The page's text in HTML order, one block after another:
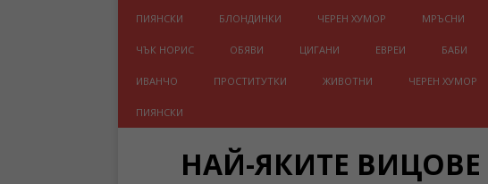
ПИЯНСКИ БЛОНДИНКИ ЧЕРЕН ХУМОР МРЪСНИ
ЧЪК НОРИС ОБЯВИ ЦИГАНИ ЕВРЕИ БАБИ
ИВАНЧО ПРОСТИТУТКИ ЖИВОТНИ ЧЕРЕН ХУМОР
ПИЯНСКИ
НАЙ-ЯКИТЕ ВИЦОВЕ